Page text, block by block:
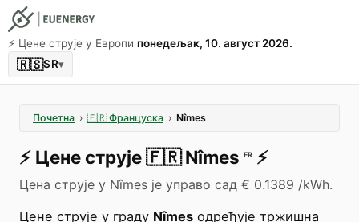
⚡️ Цене струје у Европи понедељак, 10. август 2026.
🇷🇸SR▾
Почетна › 🇫🇷 Француска › Nîmes
⚡️ Цене струје🇫🇷 Nîmes FR ⚡️
Цена струје у Nîmes је управо сад € 0.1389 /kWh.
Цене струје у граду Nîmes одређује тржишна